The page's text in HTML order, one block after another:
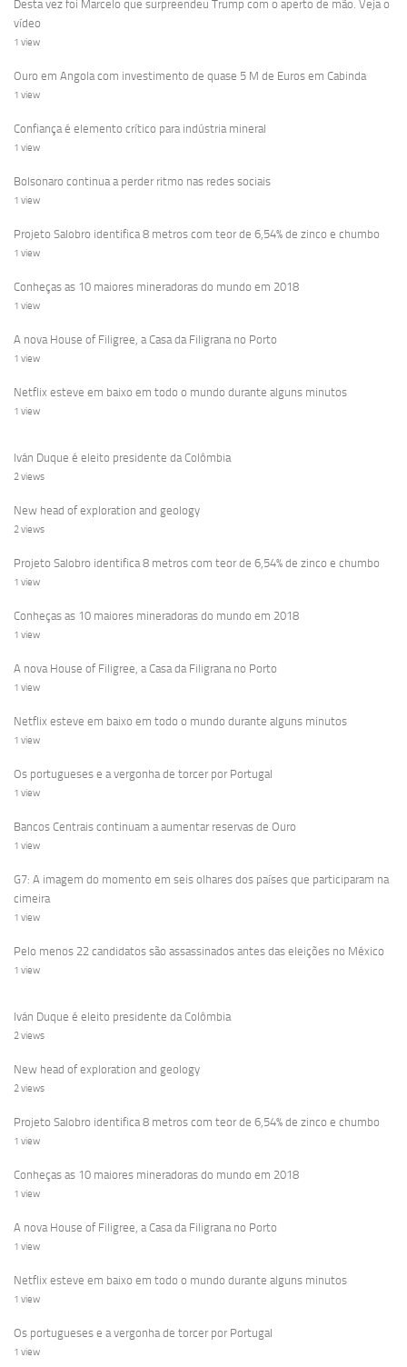
Desta vez foi Marcelo que surpreendeu Trump com o aperto de mão. Veja o
vídeo
1 view
Ouro em Angola com investimento de quase 5 M de Euros em Cabinda
1 view
Confiança é elemento crítico para indústria mineral
1 view
Bolsonaro continua a perder ritmo nas redes sociais
1 view
Projeto Salobro identifica 8 metros com teor de 6,54% de zinco e chumbo
1 view
Conheças as 10 maiores mineradoras do mundo em 2018
1 view
A nova House of Filigree, a Casa da Filigrana no Porto
1 view
Netflix esteve em baixo em todo o mundo durante alguns minutos
1 view
Iván Duque é eleito presidente da Colômbia
2 views
New head of exploration and geology
2 views
Projeto Salobro identifica 8 metros com teor de 6,54% de zinco e chumbo
1 view
Conheças as 10 maiores mineradoras do mundo em 2018
1 view
A nova House of Filigree, a Casa da Filigrana no Porto
1 view
Netflix esteve em baixo em todo o mundo durante alguns minutos
1 view
Os portugueses e a vergonha de torcer por Portugal
1 view
Bancos Centrais continuam a aumentar reservas de Ouro
1 view
G7: A imagem do momento em seis olhares dos países que participaram na
cimeira
1 view
Pelo menos 22 candidatos são assassinados antes das eleições no México
1 view
Iván Duque é eleito presidente da Colômbia
2 views
New head of exploration and geology
2 views
Projeto Salobro identifica 8 metros com teor de 6,54% de zinco e chumbo
1 view
Conheças as 10 maiores mineradoras do mundo em 2018
1 view
A nova House of Filigree, a Casa da Filigrana no Porto
1 view
Netflix esteve em baixo em todo o mundo durante alguns minutos
1 view
Os portugueses e a vergonha de torcer por Portugal
1 view